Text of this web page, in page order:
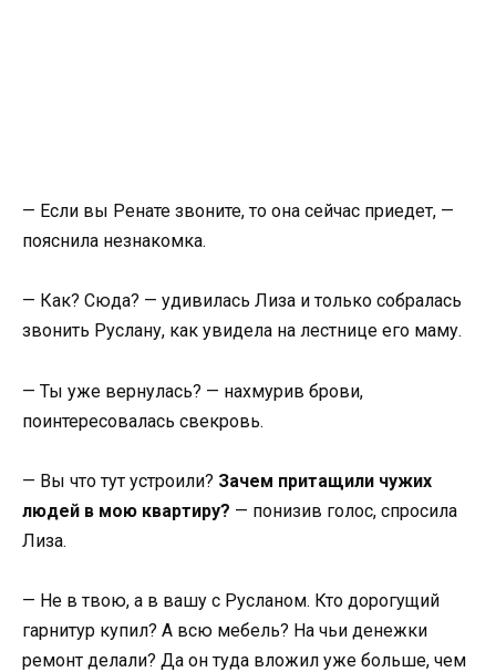
— Если вы Ренате звоните, то она сейчас приедет, —
пояснила незнакомка.
— Как? Сюда? — удивилась Лиза и только собралась
звонить Руслану, как увидела на лестнице его маму.
— Ты уже вернулась? — нахмурив брови,
поинтересовалась свекровь.
— Вы что тут устроили? Зачем притащили чужих
людей в мою квартиру? — понизив голос, спросила
Лиза.
— Не в твою, а в вашу с Русланом. Кто дорогущий
гарнитур купил? А всю мебель? На чьи денежки
ремонт делали? Да он туда вложил уже больше, чем